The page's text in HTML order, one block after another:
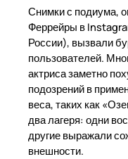
Снимки с подиума,
Феррейры в
России), вызвали
пользователей.
актриса заметно
подозрений в
веса, таких как
два лагеря: одни
другие выражали
внешности.